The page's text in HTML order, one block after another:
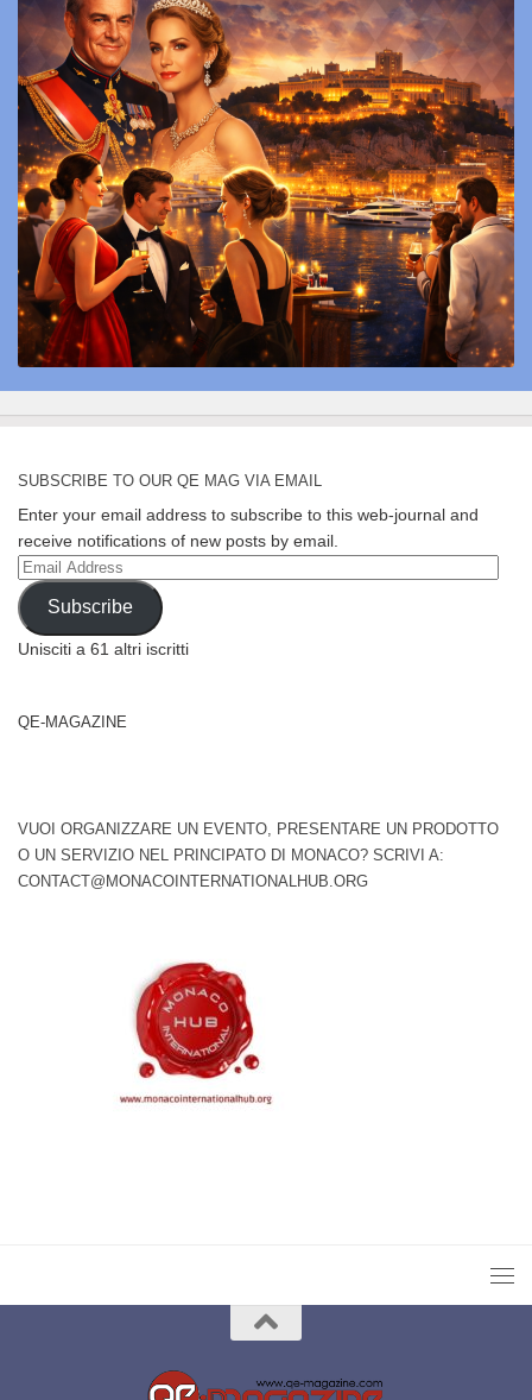
SUBSCRIBE TO OUR QE MAG VIA EMAIL
Enter your email address to subscribe to this web-journal and
receive notifications of new posts by email.
Email
Address
Subscribe
Unisciti a 61 altri iscritti
QE-MAGAZINE
VUOI ORGANIZZARE UN EVENTO, PRESENTARE UN PRODOTTO
O UN SERVIZIO NEL PRINCIPATO DI MONACO? SCRIVI A:
CONTACT@MONACOINTERNATIONALHUB.ORG